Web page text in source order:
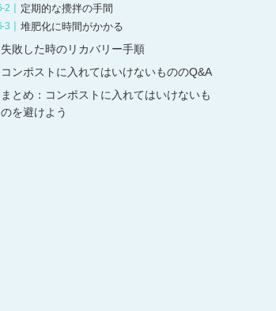
定期的な攪拌の手間
堆肥化に時間がかかる
失敗した時のリカバリー手順
コンポストに入れてはいけないもののQ&A
まとめ：コンポストに入れてはいけないも
のを避けよう